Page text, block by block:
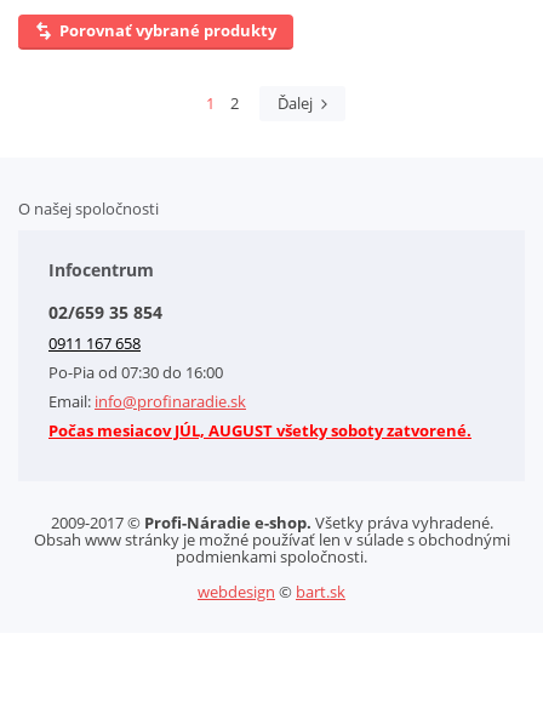
Porovnať vybrané produkty
1 2 Ďalej
O našej spoločnosti
Obchodné podmienky
Kontakt
Letáky na stiahnutie
GDPR-Informácie o spracovaní osobných údajov HQ Tools, spol. s r. o.
Cookies
Infocentrum
02/659 35 854
0911 167 658
Po-Pia od 07:30 do 16:00
Email: info@profinaradie.sk
Počas mesiacov JÚL, AUGUST všetky soboty zatvorené.
2009-2017 © Profi-Náradie e-shop. Všetky práva vyhradené.
Obsah www stránky je možné používať len v súlade s obchodnými
podmienkami spoločnosti.
webdesign © bart.sk